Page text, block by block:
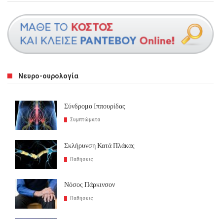
Νευρο-ουρολογία
Σύνδρομο Ιππουρίδας
Συμπτώματα
Σκλήρυνση Κατά Πλάκας
Παθήσεις
Νόσος Πάρκινσον
Παθήσεις